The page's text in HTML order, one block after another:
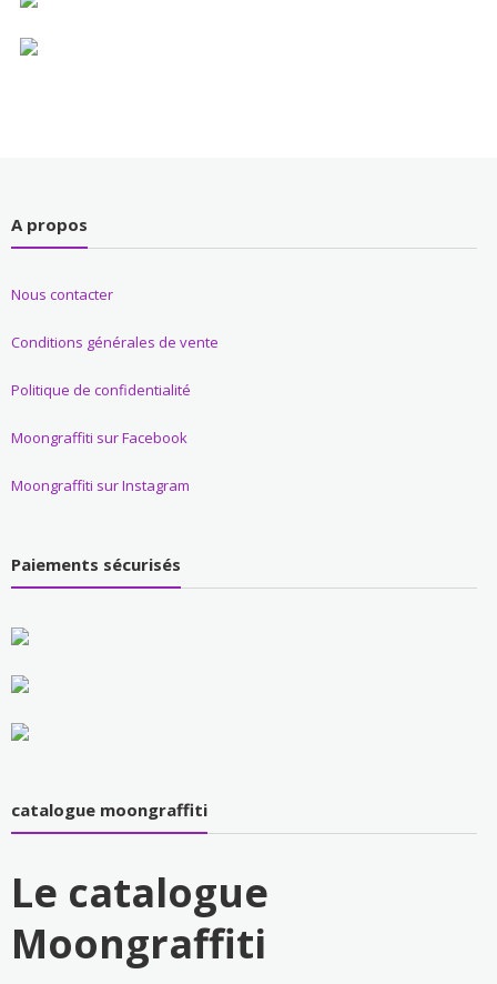
A propos
Nous contacter
Conditions générales de vente
Politique de confidentialité
Moongraffiti sur Facebook
Moongraffiti sur Instagram
Paiements sécurisés
catalogue moongraffiti
Le catalogue
Moongraffiti